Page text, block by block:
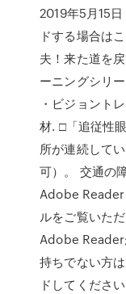
2019年5月15
ドする場合は
夫！来た道を
ーニングシリ
・ビジョント
材. □「追従性
所が連続して
可）。 交通の
Adobe Reader
ルをご覧いた
Adobe
持ちでない方
ドしてくださ